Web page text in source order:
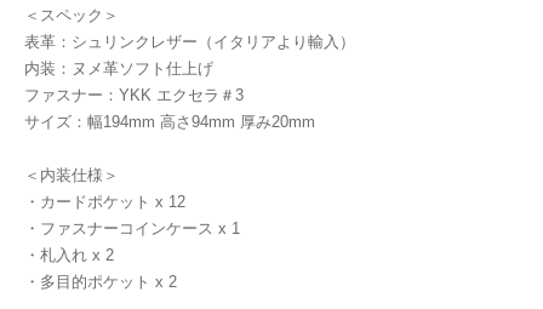
＜スペック＞
表革：シュリンクレザー（イタリアより輸入）
内装：ヌメ革ソフト仕上げ
ファスナー：YKK エクセラ＃3
サイズ：幅194mm 高さ94mm 厚み20mm
＜内装仕様＞
・カードポケット x 12
・ファスナーコインケース x 1
・札入れ x 2
・多目的ポケット x 2